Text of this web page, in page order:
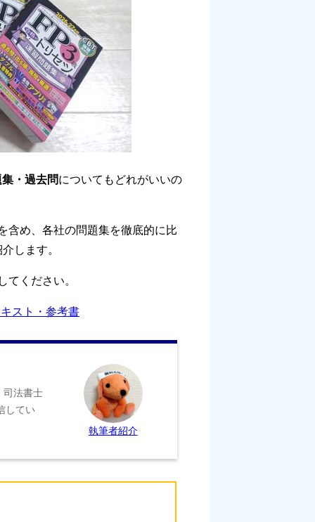
・過去問についてもどれがいいの
め、各社の問題集を徹底的に比
します。
ください。
スト・参考書
司法書士
してい
執筆者紹介